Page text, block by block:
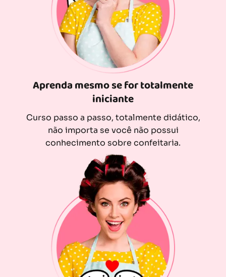
Aprenda mesmo se for totalmente
iniciante
Curso passo a passo, totalmente didático,
não importa se você não possui
conhecimento sobre confeitaria.